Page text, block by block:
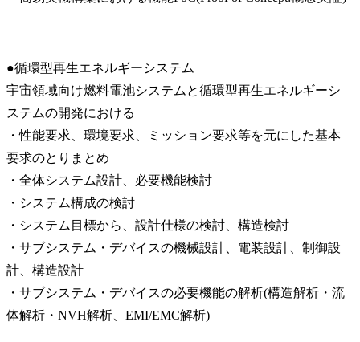
●循環型再生エネルギーシステム
宇宙領域向け燃料電池システムと循環型再生エネルギーシ
ステムの開発における
・性能要求、環境要求、ミッション要求等を元にした基本
要求のとりまとめ
・全体システム設計、必要機能検討
・システム構成の検討
・システム目標から、設計仕様の検討、構造検討
・サブシステム・デバイスの機械設計、電装設計、制御設
計、構造設計
・サブシステム・デバイスの必要機能の解析(構造解析・流
体解析・NVH解析、EMI/EMC解析)